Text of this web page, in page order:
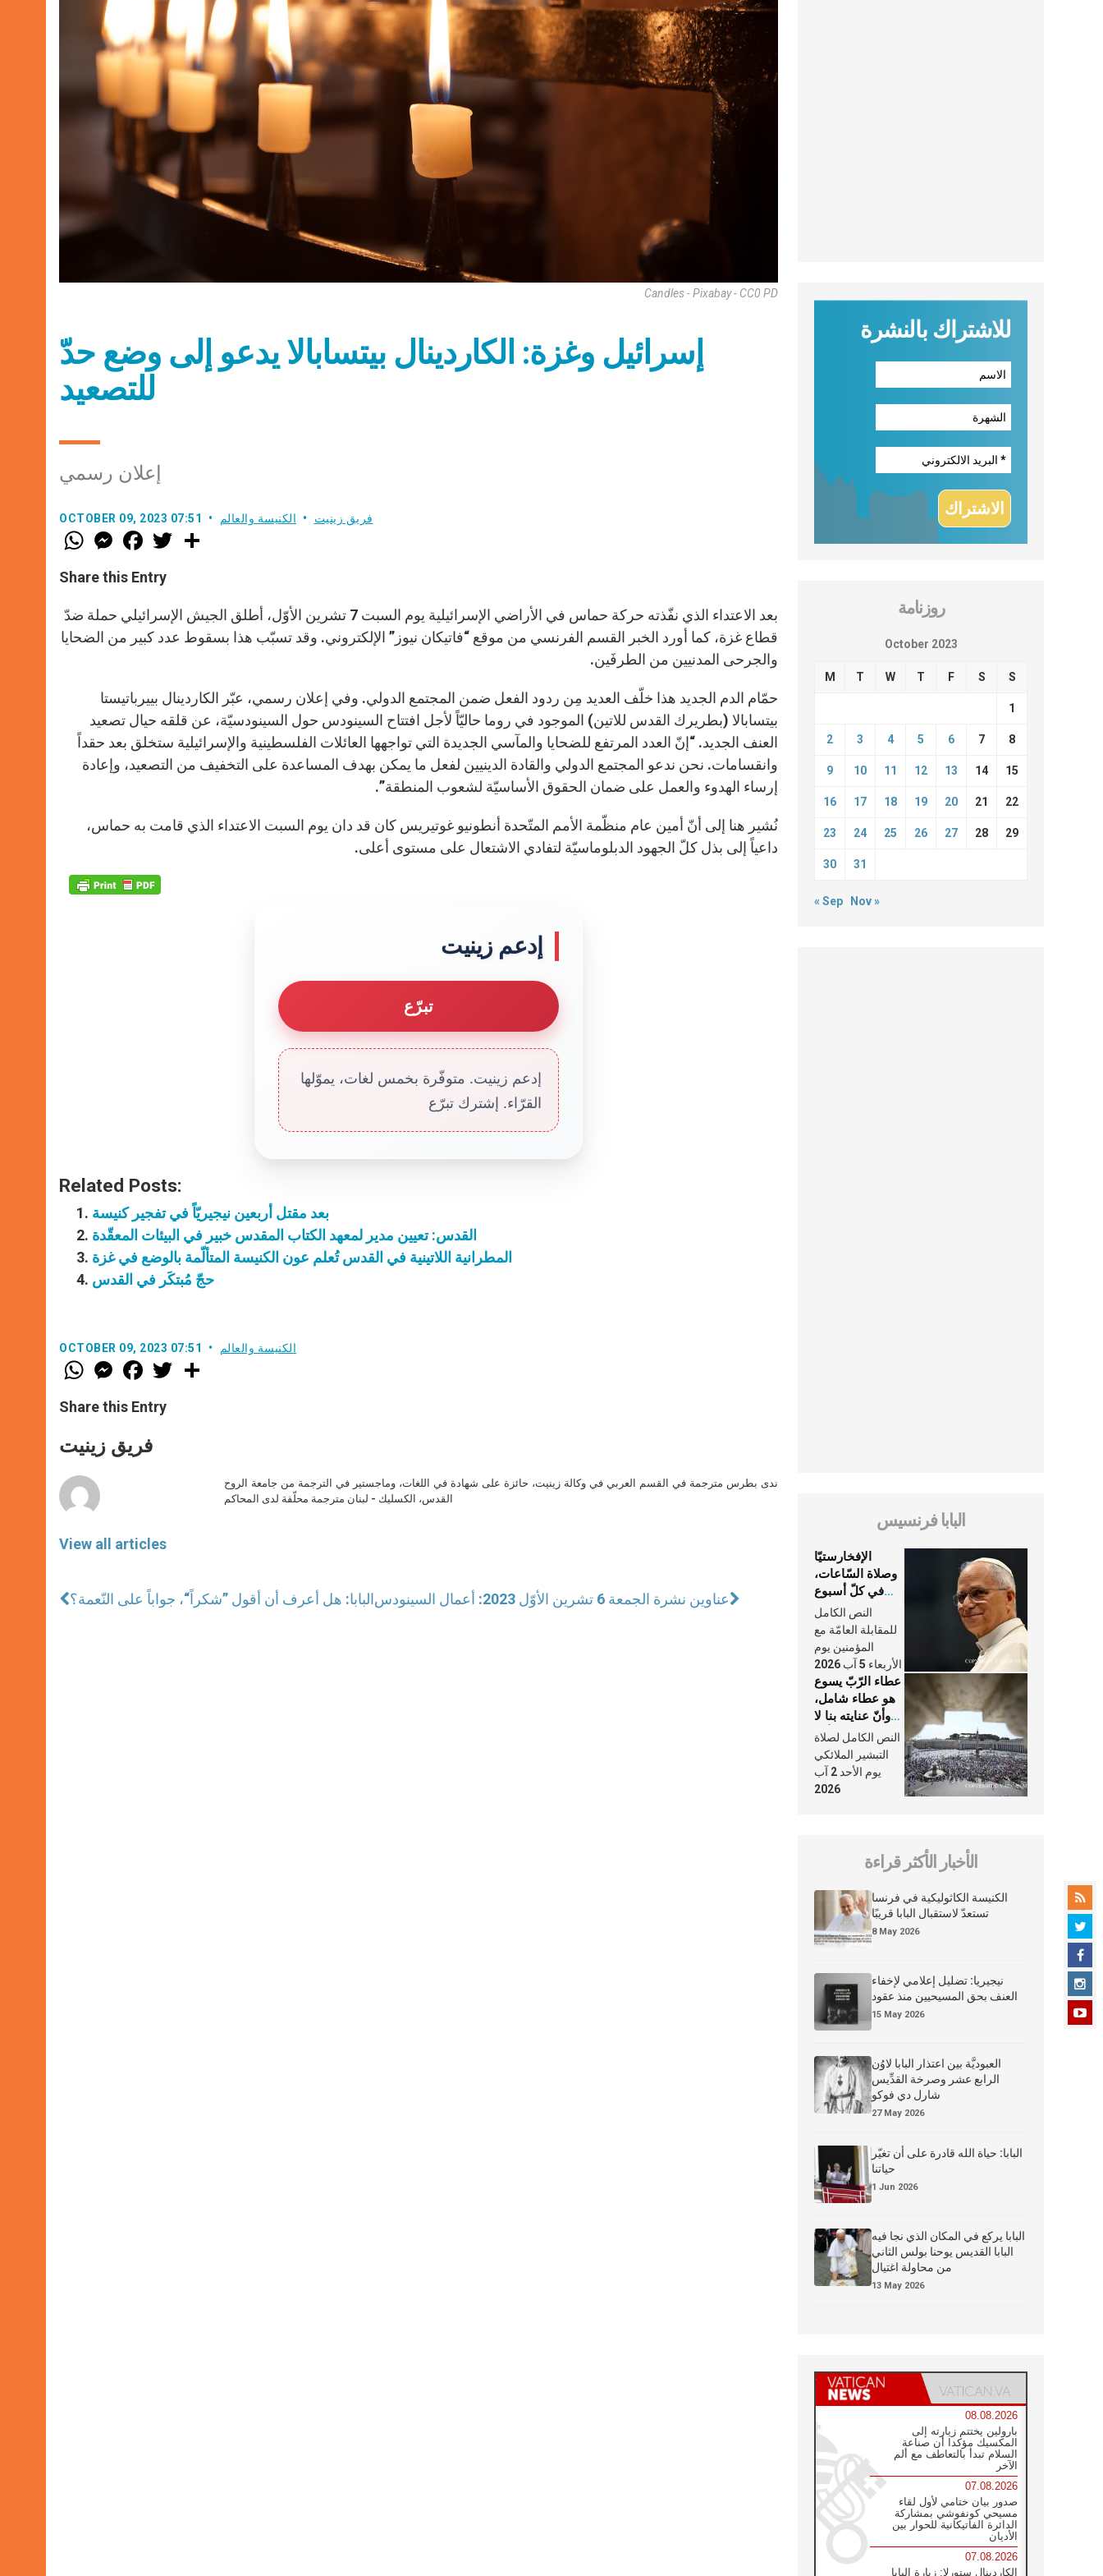
Candles - Pixabay - CC0 PD
إسرائيل وغزة: الكاردينال بيتسابالا يدعو إلى وضع حدّ
للتصعيد
إعلان رسمي
OCTOBER 09, 2023 07:51 فريق زينيت الكنيسة والعالم
W
h
t
s
p
p
M
e
s
e
e
r
F
a
e
b
o
k
w
r
Share this Entry
بعد الاعتداء الذي نفّذته حركة حماس في الأراضي الإسرائيلية يوم السبت 7 تشرين الأوّل، أطلق الجيش الإسرائيلي حملة ضدّ
قطاع غزة، كما أورد الخبر القسم الفرنسي من موقع “فاتيكان نيوز” الإلكتروني. وقد تسبّب هذا بسقوط عدد كبير من الضحايا
والجرحى المدنيين من الطرفَين.
حمّام الدم الجديد هذا خلّف العديد مِن ردود الفعل ضمن المجتمع الدولي. وفي إعلان رسمي، عبّر الكاردينال بييرباتيستا
بيتسابالا (بطريرك القدس للاتين) الموجود في روما حاليّاً لأجل افتتاح السينودس حول السينودسيّة، عن قلقه حيال تصعيد
العنف الجديد. “إنّ العدد المرتفع للضحايا والمآسي الجديدة التي تواجهها العائلات الفلسطينية والإسرائيلية ستخلق بعد حقداً
وانقسامات. نحن ندعو المجتمع الدولي والقادة الدينيين لفعل ما يمكن بهدف المساعدة على التخفيف من التصعيد، وإعادة
إرساء الهدوء والعمل على ضمان الحقوق الأساسيّة لشعوب المنطقة”.
نُشير هنا إلى أنّ أمين عام منظّمة الأمم المتّحدة أنطونيو غوتيريس كان قد دان يوم السبت الاعتداء الذي قامت به حماس،
داعياً إلى بذل كلّ الجهود الدبلوماسيّة لتفادي الاشتعال على مستوى أعلى.
إدعم زينيت
تبرّع
إدعم زينيت. متوفّرة بخمس لغات، يموّلها
القرّاء. إشترك تبرّع
Related Posts:
بعد مقتل أربعين نيجيريّاً في تفجير كنيسة
القدس: تعيين مدير لمعهد الكتاب المقدس خبير في البيئات المعقّدة
المطرانية اللاتينية في القدس تُعلم عون الكنيسة المتألّمة بالوضع في غزة
حجّ مُبتكَر في القدس
OCTOBER 09, 2023 07:51 الكنيسة والعالم
W
h
t
s
p
p
M
e
s
e
g
e
F
a
e
b
o
k
w
Share this Entry
فريق زينيت
View all articles
ندى بطرس مترجمة في القسم العربي في وكالة زينيت، حائزة على شهادة في اللغات، وماجستير في الترجمة من جامعة الروح
القدس، الكسليك - لبنان مترجمة محلّفة لدى المحاكم
البابا: هل أعرف أن أقول ”شكراً“، جواباً على النّعمة؟ عناوين نشرة الجمعة 6 تشرين الأوّل 2023: أعمال السينودس
للاشتراك بالنشرة
روزنامة
October 2023
M T W T F S S
1
2 3 4 5 6 7 8
9 10 11 12 13 14 15
16 17 18 19 20 21 22
23 24 25 26 27 28 29
30 31
« Sep Nov »
البابا فرنسيس
الإفخارستيّا
وصلاة السّاعات،
في كلّ أسبوع
وكلّ يوم، هما
النَّفَس في حياة
الكنيسة
النص الكامل
للمقابلة العامّة مع
المؤمنين يوم
الأربعاء 5 آب 2026
عطاء الرّبّ يسوع
هو عطاء شامل،
وأنّ عنايته بنا لا
تغيب عنّا أبدًا
النص الكامل لصلاة
التبشير الملائكي
يوم الأحد 2 آب
2026
الأخبار الأكثر قراءة
الكنيسة الكاثوليكية في فرنسا
تستعدّ لاستقبال البابا قريبًا
8 May 2026
نيجيريا: تضليل إعلامي لإخفاء
العنف بحق المسيحيين منذ عقود
15 May 2026
العبوديَّة بين اعتذار البابا لاوُن
الرابع عشر وصرخة القدِّيس
شارل دي فوكو
27 May 2026
البابا: حياة الله قادرة على أن تغيّر
حياتنا
1 Jun 2026
البابا يركع في المكان الذي نجا فيه
البابا القديس يوحنا بولس الثاني
من محاولة اغتيال
13 May 2026
08.08.2026
بارولين يختتم زيارته إلى
المكسيك مؤكدا أن صناعة
السلام تبدأ بالتعاطف مع ألم
الآخر
07.08.2026
صدور بيان ختامي لأول لقاء
مسيحي كونفوشي بمشاركة
الدائرة الفاتيكانية للحوار بين
الأديان
07.08.2026
الكاردينال ستورلا: زيارة البابا